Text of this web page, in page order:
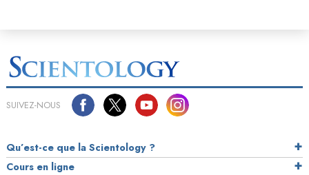
SUIVEZ-NOUS
Qu’est-ce que la Scientology ?
Cours en ligne